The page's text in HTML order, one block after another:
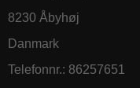
8230 Åbyhøj
Danmark
Telefonnr.: 86257651